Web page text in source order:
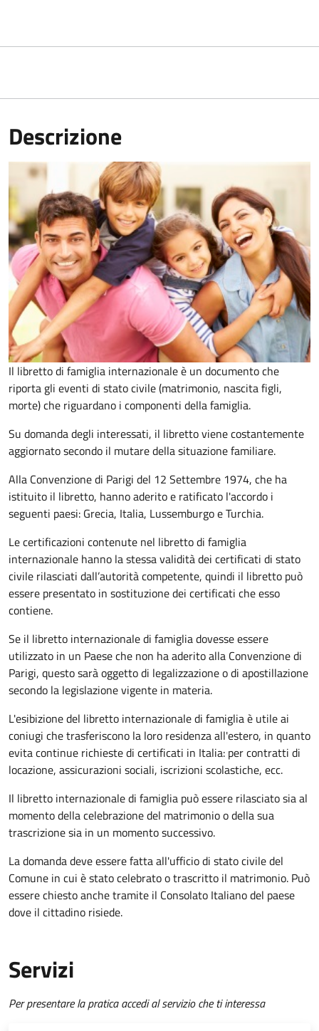
Descrizione
Il libretto di famiglia internazionale è un documento che
riporta gli eventi di stato civile (matrimonio, nascita figli,
morte) che riguardano i componenti della famiglia.
Su domanda degli interessati, il libretto viene costantemente
aggiornato secondo il mutare della situazione familiare.
Alla Convenzione di Parigi del 12 Settembre 1974, che ha
istituito il libretto, hanno aderito e ratificato l'accordo i
seguenti paesi: Grecia, Italia, Lussemburgo e Turchia.
Le certificazioni contenute nel libretto di famiglia
internazionale hanno la stessa validità dei certificati di stato
civile rilasciati dall’autorità competente, quindi il libretto può
essere presentato in sostituzione dei certificati che esso
contiene.
Se il libretto internazionale di famiglia dovesse essere
utilizzato in un Paese che non ha aderito alla Convenzione di
Parigi, questo sarà oggetto di legalizzazione o di apostillazione
secondo la legislazione vigente in materia.
L'esibizione del libretto internazionale di famiglia è utile ai
coniugi che trasferiscono la loro residenza all'estero, in quanto
evita continue richieste di certificati in Italia: per contratti di
locazione, assicurazioni sociali, iscrizioni scolastiche, ecc.
Il libretto internazionale di famiglia può essere rilasciato sia al
momento della celebrazione del matrimonio o della sua
trascrizione sia in un momento successivo.
La domanda deve essere fatta all'ufficio di stato civile del
Comune in cui è stato celebrato o trascritto il matrimonio. Può
essere chiesto anche tramite il Consolato Italiano del paese
dove il cittadino risiede.
Servizi
Per presentare la pratica accedi al servizio che ti interessa